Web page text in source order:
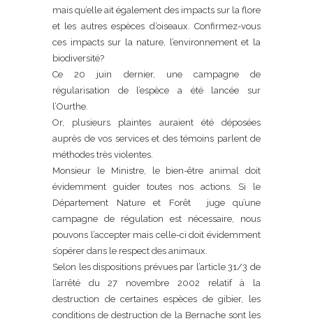
mais qu’elle ait également des impacts sur la flore
et les autres espèces d’oiseaux. Confirmez-vous
ces impacts sur la nature, l’environnement et la
biodiversité?
Ce 20 juin dernier, une campagne de
régularisation de l’espèce a été lancée sur
l’Ourthe.
Or, plusieurs plaintes auraient été déposées
auprès de vos services et des témoins parlent de
méthodes très violentes.
Monsieur le Ministre, le bien-être animal doit
évidemment guider toutes nos actions. Si le
Département Nature et Forêt juge qu’une
campagne de régulation est nécessaire, nous
pouvons l’accepter mais celle-ci doit évidemment
s’opérer dans le respect des animaux.
Selon les dispositions prévues par l’article 31/3 de
l’arrêté du 27 novembre 2002 relatif à la
destruction de certaines espèces de gibier, les
conditions de destruction de la Bernache sont les